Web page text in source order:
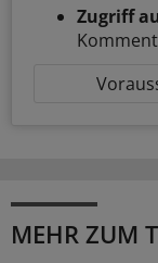
Zugriff
MEHR ZUM